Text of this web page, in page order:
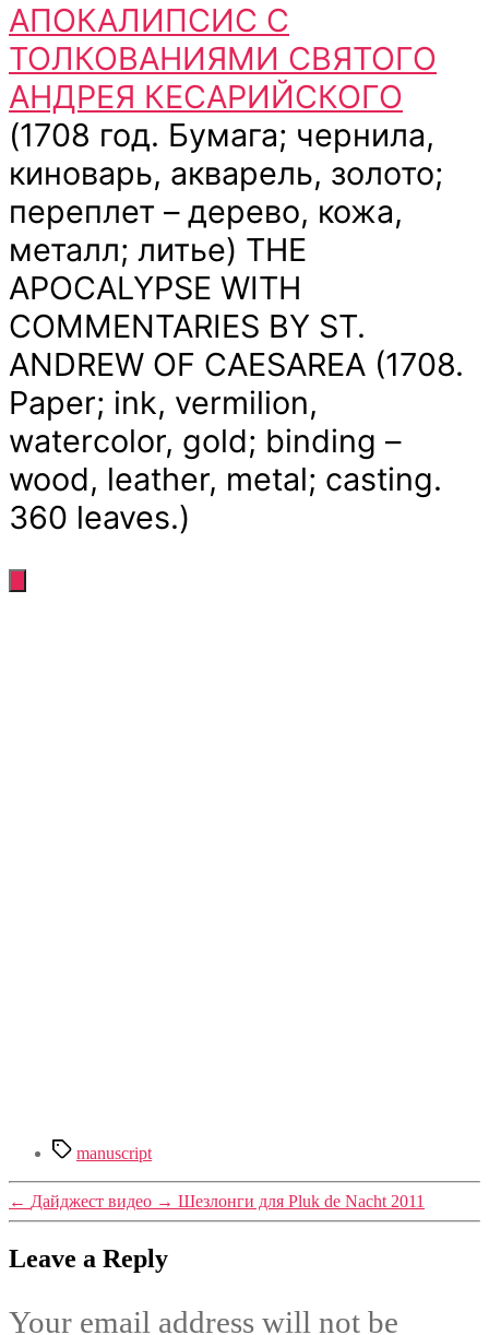
АПОКАЛИПСИС С
ТОЛКОВАНИЯМИ СВЯТОГО
АНДРЕЯ КЕСАРИЙСКОГО
(1708 год. Бумага; чернила,
киноварь, акварель, золото;
переплет – дерево, кожа,
металл; литье) THE
APOCALYPSE WITH
COMMENTARIES BY ST.
ANDREW OF CAESAREA (1708.
Paper; ink, vermilion,
watercolor, gold; binding –
wood, leather, metal; casting.
360 leaves.)
Tagsmanuscript
← Дайджест видео → Шезлонги для Pluk de Nacht 2011
Leave a Reply
Your email address will not be